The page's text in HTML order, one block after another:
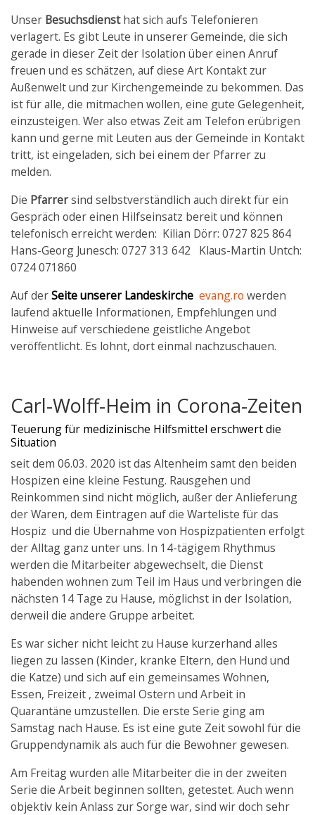
Unser Besuchsdiensthat sich aufs Telefonieren
verlagert. Es gibt Leute in unserer Gemeinde, die sich
gerade in dieser Zeit der Isolation über einen Anruf
freuen und es schätzen, auf diese Art Kontakt zur
Außenwelt und zur Kirchengemeinde zu bekommen. Das
ist für alle, die mitmachen wollen, eine gute Gelegenheit,
einzusteigen. Wer also etwas Zeit am Telefon erübrigen
kann und gerne mit Leuten aus der Gemeinde in Kontakt
tritt, ist eingeladen, sich bei einem der Pfarrer zu
melden.
Die Pfarrersind selbstverständlich auch direkt für ein
Gespräch oder einen Hilfseinsatz bereit und können
telefonisch erreicht werden: Kilian Dörr: 0727 825 864
Hans-Georg Junesch: 0727 313 642 Klaus-Martin Untch:
0724 071860
Auf derSeite unserer Landeskirche evang.ro werden
laufend aktuelle Informationen, Empfehlungen und
Hinweise auf verschiedene geistliche Angebot
veröffentlicht. Es lohnt, dort einmal nachzuschauen.
Carl-Wolff-Heim in Corona-Zeiten
Teuerung für medizinische Hilfsmittel erschwert die
Situation
seit dem 06.03. 2020 ist das Altenheim samt den beiden
Hospizen eine kleine Festung. Rausgehen und
Reinkommen sind nicht möglich, außer der Anlieferung
der Waren, dem Eintragen auf die Warteliste für das
Hospiz und die Übernahme von Hospizpatienten erfolgt
der Alltag ganz unter uns. In 14-tägigem Rhythmus
werden die Mitarbeiter abgewechselt, die Dienst
habenden wohnen zum Teil im Haus und verbringen die
nächsten 14 Tage zu Hause, möglichst in der Isolation,
derweil die andere Gruppe arbeitet.
Es war sicher nicht leicht zu Hause kurzerhand alles
liegen zu lassen (Kinder, kranke Eltern, den Hund und
die Katze) und sich auf ein gemeinsames Wohnen,
Essen, Freizeit , zweimal Ostern und Arbeit in
Quarantäne umzustellen. Die erste Serie ging am
Samstag nach Hause. Es ist eine gute Zeit sowohl für die
Gruppendynamik als auch für die Bewohner gewesen.
Am Freitag wurden alle Mitarbeiter die in der zweiten
Serie die Arbeit beginnen sollten, getestet. Auch wenn
objektiv kein Anlass zur Sorge war, sind wir doch sehr